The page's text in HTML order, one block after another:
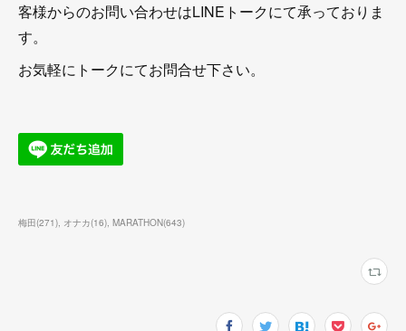
客様からのお問い合わせはLINEトークにて承っておりま
す。
お気軽にトークにてお問合せ下さい。
梅田(271) オナカ(16) MARATHON(643)